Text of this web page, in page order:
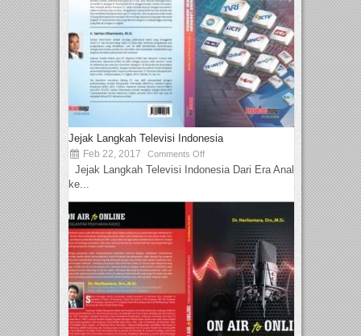
Jejak Langkah Televisi Indonesia
Feb 22, 2017 Comments Off
Jejak Langkah Televisi Indonesia Dari Era Analog
ke...